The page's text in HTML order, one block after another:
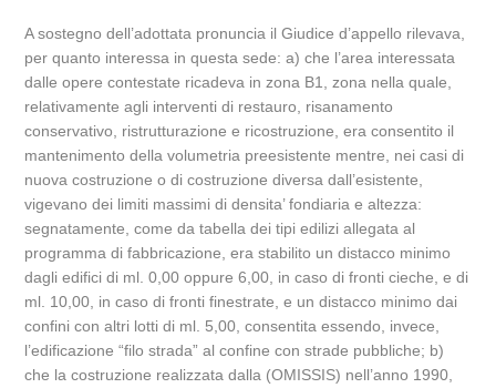
A sostegno dell’adottata pronuncia il Giudice d’appello rilevava,
per quanto interessa in questa sede: a) che l’area interessata
dalle opere contestate ricadeva in zona B1, zona nella quale,
relativamente agli interventi di restauro, risanamento
conservativo, ristrutturazione e ricostruzione, era consentito il
mantenimento della volumetria preesistente mentre, nei casi di
nuova costruzione o di costruzione diversa dall’esistente,
vigevano dei limiti massimi di densita’ fondiaria e altezza:
segnatamente, come da tabella dei tipi edilizi allegata al
programma di fabbricazione, era stabilito un distacco minimo
dagli edifici di ml. 0,00 oppure 6,00, in caso di fronti cieche, e di
ml. 10,00, in caso di fronti finestrate, e un distacco minimo dai
confini con altri lotti di ml. 5,00, consentita essendo, invece,
l’edificazione “filo strada” al confine con strade pubbliche; b)
che la costruzione realizzata dalla (OMISSIS) nell’anno 1990,